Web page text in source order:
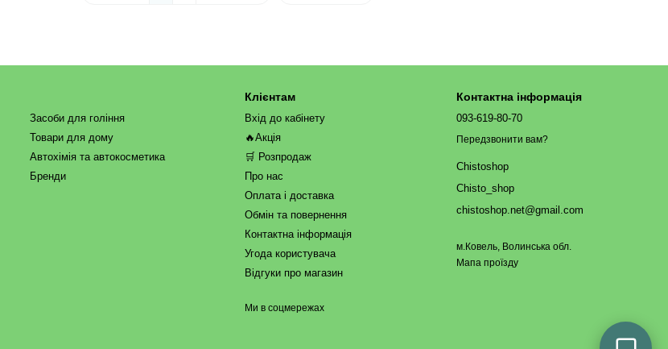
Засоби для гоління
Товари для дому
Автохімія та автокосметика
Бренди
Клієнтам
Вхід до кабінету
🔥Акція
🛒 Розпродаж
Про нас
Оплата і доставка
Обмін та повернення
Контактна інформація
Угода користувача
Відгуки про магазин
Ми в соцмережах
Контактна інформація
093-619-80-70
Передзвонити вам?
Chistoshop
Chisto_shop
chistoshop.net@gmail.com
м.Ковель, Волинська обл.
Мапа проїзду